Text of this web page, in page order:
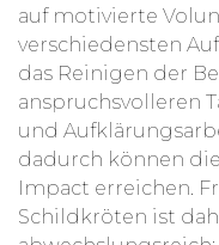
auf motivierte
verschiedensten
das Reinigen der
anspruchsvolleren
und
dadurch können
Impact erreichen.
Schildkröten ist